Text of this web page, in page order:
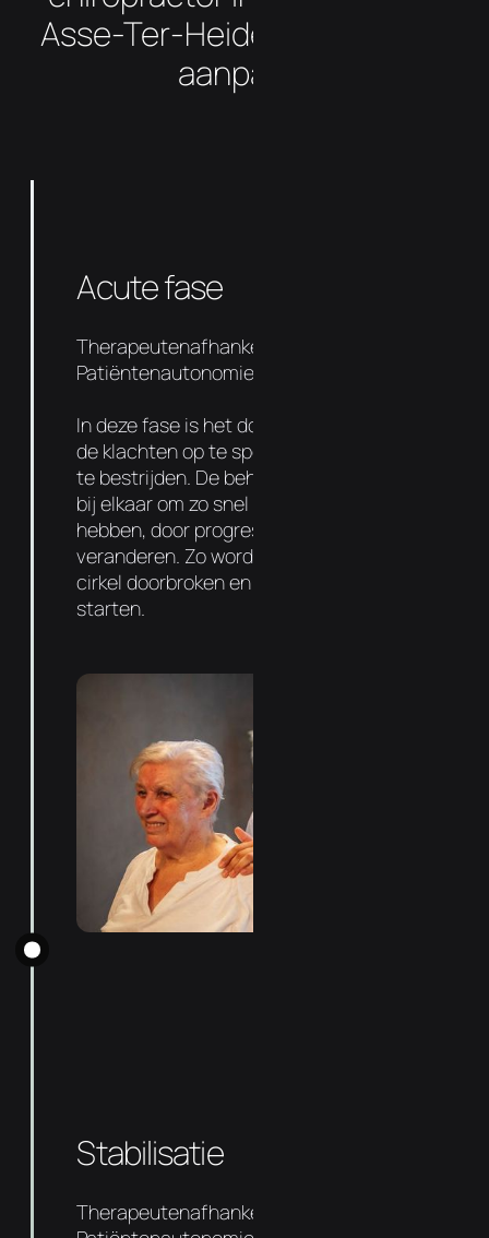
Asse-Ter-Heide uw klachten
aanpakt?
Acute fase
Therapeutenafhankelijkheid 90%
Patiëntenautonomie 10%
In deze fase is het doel om de oorzaak van
de klachten op te sporen en de symptomen
te bestrijden. De behandelingen liggen dicht
bij elkaar om zo snel mogelijk resultaat te
hebben, door progressief de functie te
veranderen. Zo wordt de negatieve vicieuze
cirkel doorbroken en kan de genezing
starten.
Stabilisatie
Therapeutenafhankelijkheid 50%